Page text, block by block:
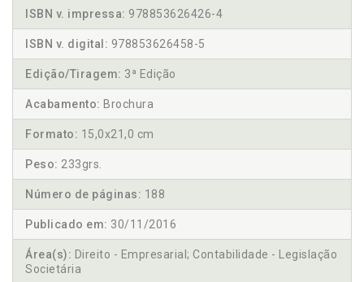
ISBN v. impressa: 978853626426-4
ISBN v. digital: 978853626458-5
Edição/Tiragem: 3ª Edição
Acabamento: Brochura
Formato: 15,0x21,0 cm
Peso: 233grs.
Número de páginas: 188
Publicado em: 30/11/2016
Área(s): Direito - Empresarial; Contabilidade - Legislação
Societária